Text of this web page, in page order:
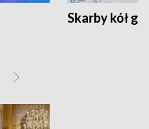
Skarby kół